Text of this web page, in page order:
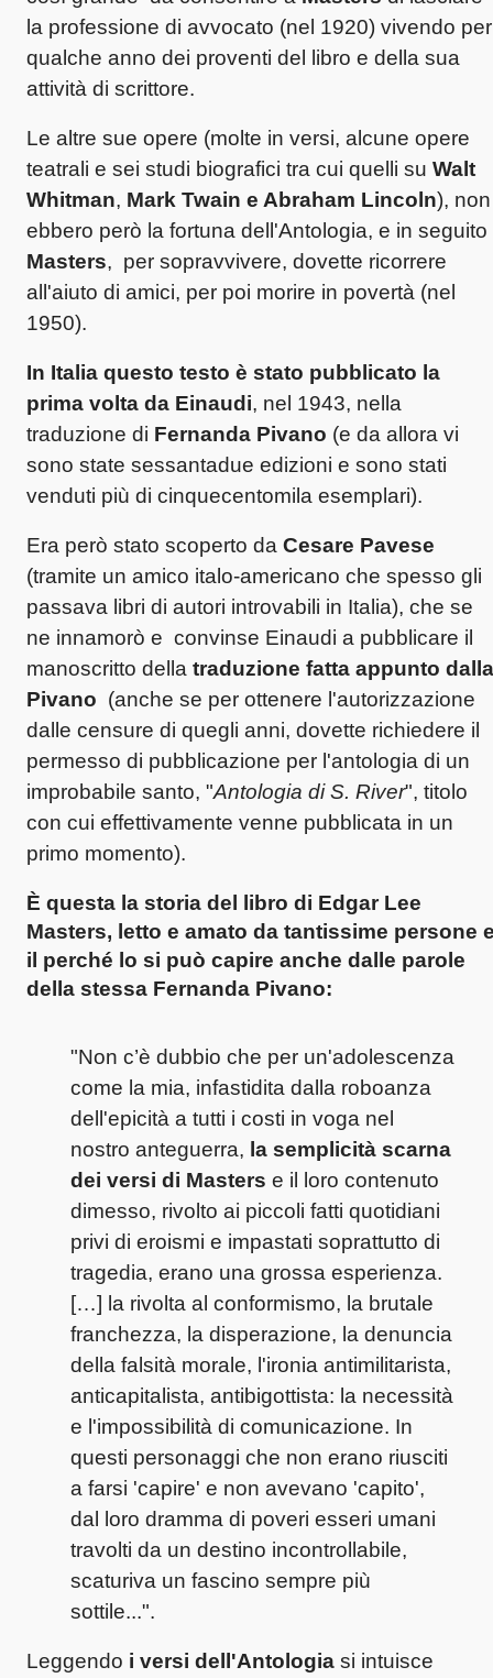
la professione di avvocato (nel 1920) vivendo per
qualche anno dei proventi del libro e della sua
attività di scrittore.
Le altre sue opere (molte in versi, alcune opere
teatrali e sei studi biografici tra cui quelli su Walt
Whitman, Mark Twain e Abraham Lincoln), non
ebbero però la fortuna dell'Antologia, e in seguito
Masters, per sopravvivere, dovette ricorrere
all'aiuto di amici, per poi morire in povertà (nel
1950).
In Italia questo testo è stato pubblicato la
prima volta da Einaudi, nel 1943, nella
traduzione di Fernanda Pivano (e da allora vi
sono state sessantadue edizioni e sono stati
venduti più di cinquecentomila esemplari).
Era però stato scoperto da Cesare Pavese
(tramite un amico italo-americano che spesso gli
passava libri di autori introvabili in Italia), che se
ne innamorò e convinse Einaudi a pubblicare il
manoscritto della traduzione fatta appunto dalla
Pivano (anche se per ottenere l'autorizzazione
dalle censure di quegli anni, dovette richiedere il
permesso di pubblicazione per l'antologia di un
improbabile santo, "Antologia di S. River", titolo
con cui effettivamente venne pubblicata in un
primo momento).
È questa la storia del libro di Edgar Lee
Masters, letto e amato da tantissime persone
il perché lo si può capire anche dalle parole
della stessa Fernanda Pivano:
"Non c’è dubbio che per un'adolescenza
come la mia, infastidita dalla roboanza
dell'epicità a tutti i costi in voga nel
nostro anteguerra, la semplicità scarna
dei versi di Masters e il loro contenuto
dimesso, rivolto ai piccoli fatti quotidiani
privi di eroismi e impastati soprattutto di
tragedia, erano una grossa esperienza.
[…] la rivolta al conformismo, la brutale
franchezza, la disperazione, la denuncia
della falsità morale, l'ironia antimilitarista,
anticapitalista, antibigottista: la necessità
e l'impossibilità di comunicazione. In
questi personaggi che non erano riusciti
a farsi 'capire' e non avevano 'capito',
dal loro dramma di poveri esseri umani
travolti da un destino incontrollabile,
scaturiva un fascino sempre più
sottile...".
Leggendo i versi dell'Antologia si intuisce